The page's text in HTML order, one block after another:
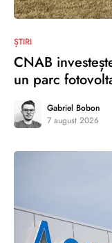
ȘTIRI
CNAB
un parc
Gabriel Bobon
7 august 2026